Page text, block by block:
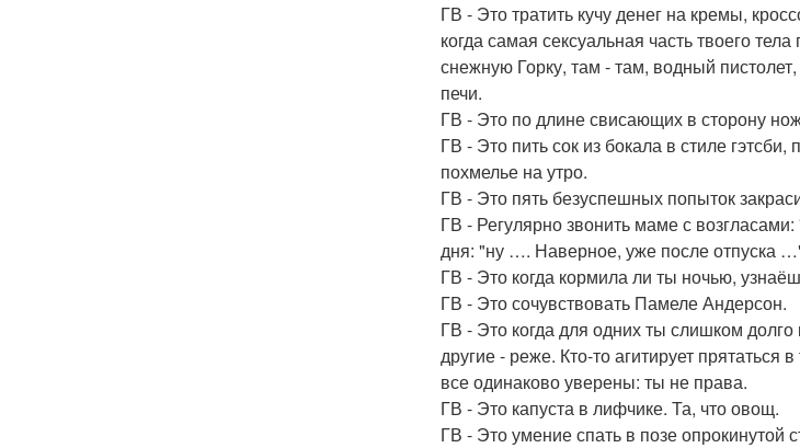
ГВ - Это тратить кучу денег на кремы,
когда самая сексуальная часть твоего
снежную Горку, там - там, водный
печи.
ГВ - Это по длине свисающих в сторону
ГВ - Это пить сок из бокала в стиле
похмелье на утро.
ГВ - Это пять безуспешных попыток
ГВ - Регулярно звонить маме с
дня: "ну …. Наверное, уже после отпуска
ГВ - Это когда кормила ли ты ночью,
ГВ - Это сочувствовать Памеле Андерсон.
ГВ - Это когда для одних ты слишком
другие - реже. Кто-то агитирует
все одинаково уверены: ты не права.
ГВ - Это капуста в лифчике. Та, что овощ.
ГВ - Это умение спать в позе опрокинутой